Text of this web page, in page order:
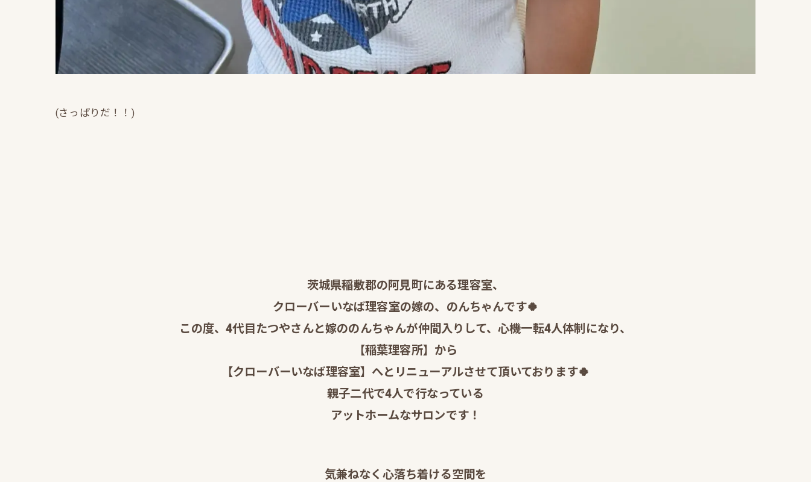
(さっぱりだ！！)
茨城県稲敷郡の阿見町にある理容室、
クローバーいなば理容室の嫁の、のんちゃんです🍀
この度、4代目たつやさんと嫁ののんちゃんが仲間入りして、心機一転4人体制になり、
【稲葉理容所】から
【クローバーいなば理容室】へとリニューアルさせて頂いております🍀
親子二代で4人で行なっている
アットホームなサロンです！
気兼ねなく心落ち着ける空間を